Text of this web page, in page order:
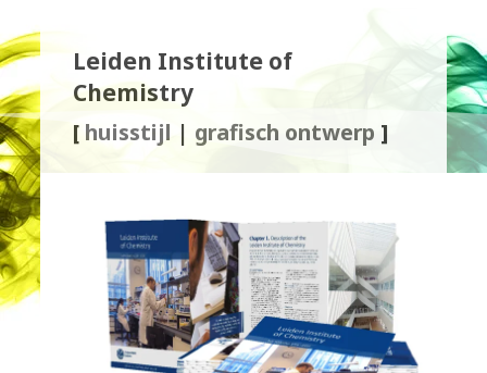
Leiden Institute of
Chemistry
[ huisstijl | grafisch ontwerp ]